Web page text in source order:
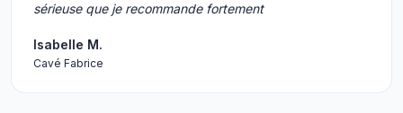
sérieuse que je recommande fortement
Isabelle M.
Cavé Fabrice